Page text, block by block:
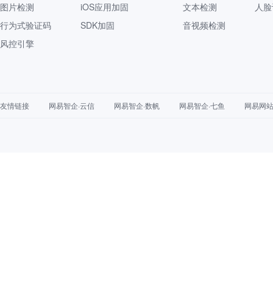
图片检测
行为式验证码
风控引擎
iOS应用加固
SDK加固
文本检测
音视频检测
人
友情链接 网易智企·云信 网易智企·数帆 网易智企·七鱼 网易网